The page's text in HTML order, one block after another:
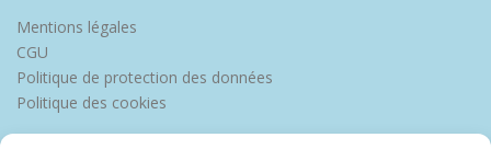
Mentions légales
CGU
Politique de protection des données
Politique des cookies